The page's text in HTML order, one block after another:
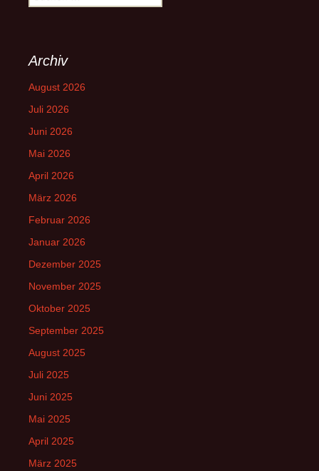
nach:
Archiv
August 2026
Juli 2026
Juni 2026
Mai 2026
April 2026
März 2026
Februar 2026
Januar 2026
Dezember 2025
November 2025
Oktober 2025
September 2025
August 2025
Juli 2025
Juni 2025
Mai 2025
April 2025
März 2025